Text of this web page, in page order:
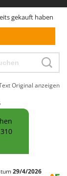
gekauft haben
Original anzeigen
29/4/2026